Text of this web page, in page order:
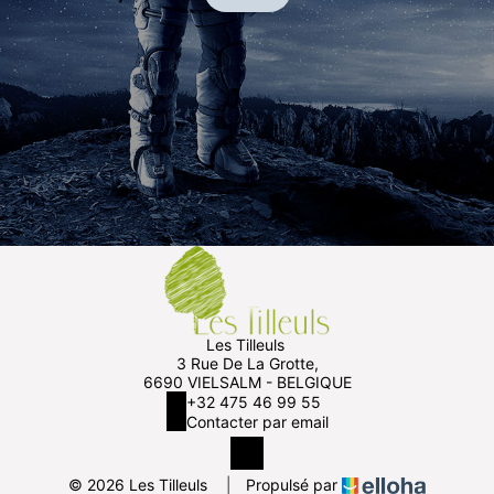
Les Tilleuls
3 Rue De La Grotte,
6690 VIELSALM - BELGIQUE
+32 475 46 99 55
Contacter par email
© 2026 Les Tilleuls Propulsé par